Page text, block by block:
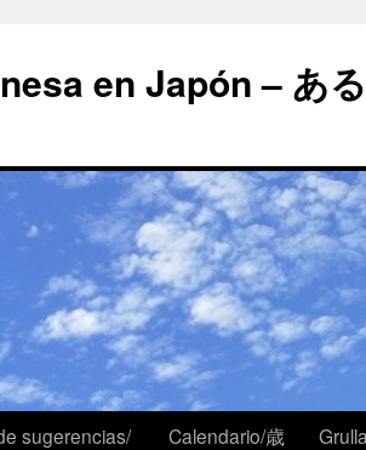
en Japón – あ
sugerencias/
Calendario/歳